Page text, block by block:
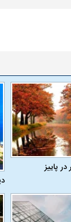
پاییز
در فرهنگ